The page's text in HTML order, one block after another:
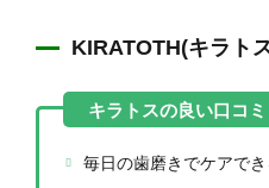
KIRATOTH(キラト
毎日の歯磨きでケアで